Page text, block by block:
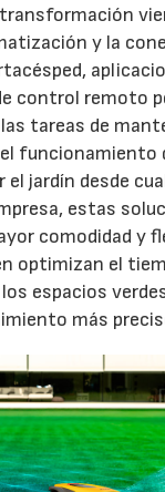
y la
control remoto
tareas de
funcionamiento
jardín desde
estas
comodidad y
optimizan el
los espacios
más